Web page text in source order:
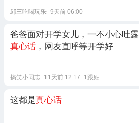
邱三吃喝玩乐 9天前 06:00
爸爸面对开学女儿，一不小心吐露
真心话 ，网友直呼等开学好
搞笑小同志 11天前 12:17 1跟贴
这都是真心话